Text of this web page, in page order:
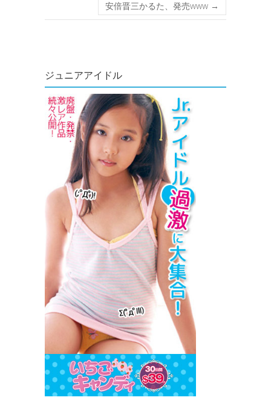
安倍晋三かるた、発売www →
ジュニアアイドル